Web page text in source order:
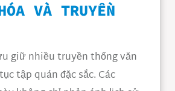
VÀ TRUYỀN
giữ nhiều truyền thống văn
tập quán đặc sắc. Các